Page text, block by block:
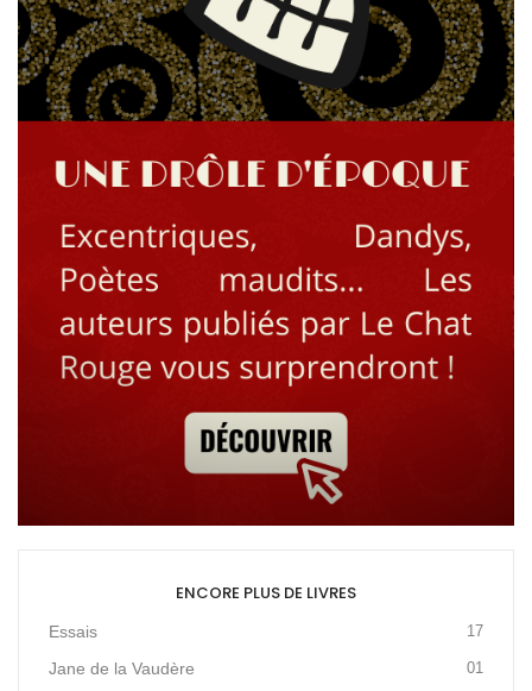
ENCORE PLUS DE LIVRES
Essais 17
Jane de la Vaudère 01